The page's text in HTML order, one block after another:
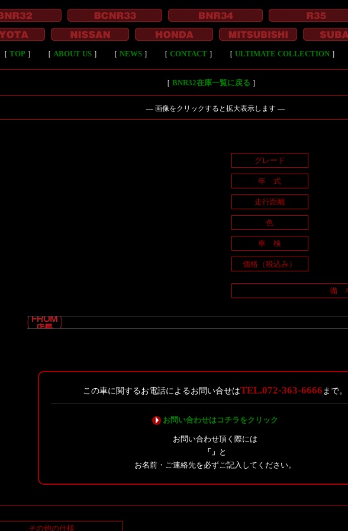
［ TOP］ ［ ABOUT US］ ［ NEWS］ ［ CONTACT］ ［ ULTIMATE COLLECTION］
［ BNR32在庫一覧に戻る ］
― 画像をクリックすると拡大表示します ―
グレード
年 式
走行距離
色
車 検
価格（税込み）
備
この車に関するお電話によるお問い合せはTEL.072-363-6666 まで。
お問い合わせはコチラをクリック
お問い合わせ頂く際には
「」 と
お名前・ご連絡先を必ずご記入してください。
その他の仕様